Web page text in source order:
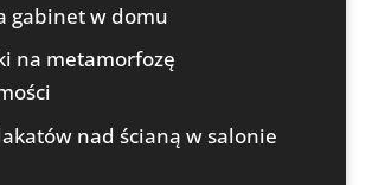
gabinet w domu
na metamorfozę
nad ścianą w salonie